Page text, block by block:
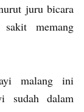
juru bicara
memang
malang ini
sudah dalam